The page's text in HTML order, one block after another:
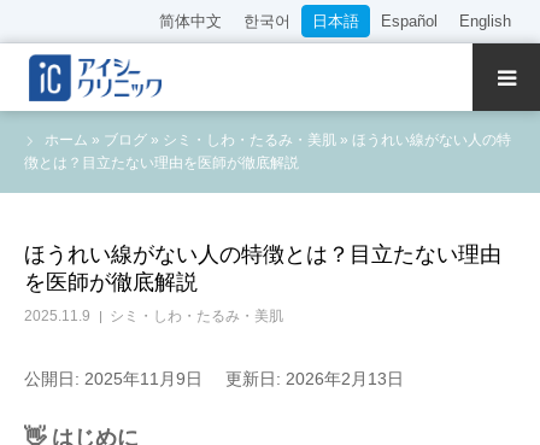
简体中文 한국어 日本語 Español English
ホーム » ブログ » シミ・しわ・たるみ・美肌 » ほうれい線がない人の特
徴とは？目立たない理由を医師が徹底解説
ほうれい線がない人の特徴とは？目立たない理由
を医師が徹底解説
2025.11.9 シミ・しわ・たるみ・美肌
公開日: 2025年11月9日 更新日: 2026年2月13日
👋 はじめに
クリニック紹介
診療内容
WEB予約
料金表